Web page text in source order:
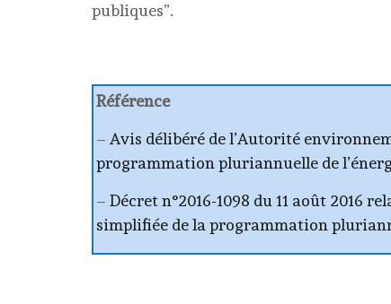
publiques”.
Référence
– Avis délibéré de l’Autorité
programmation pluriannuelle de
– Décret n°2016-1098 du 11 août 2016
simplifiée de la programmation